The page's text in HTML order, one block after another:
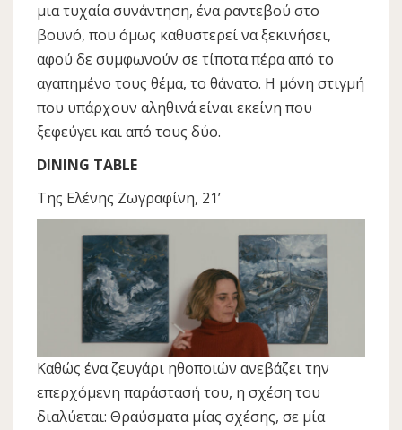
μια τυχαία συνάντηση, ένα ραντεβού στο
βουνό, που όμως καθυστερεί να ξεκινήσει,
αφού δε συμφωνούν σε τίποτα πέρα από το
αγαπημένο τους θέμα, το θάνατο. Η μόνη στιγμή
που υπάρχουν αληθινά είναι εκείνη που
ξεφεύγει και από τους δύο.
DINING TABLE
Της Ελένης Ζωγραφίνη, 21’
Καθώς ένα ζευγάρι ηθοποιών ανεβάζει την
επερχόμενη παράστασή του, η σχέση του
διαλύεται: Θραύσματα μίας σχέσης, σε μία